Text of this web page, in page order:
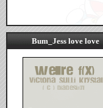
Bum_Jess love love